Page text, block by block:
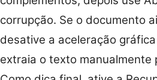
corrupção. Se o documento
desative a aceleração
extraia o texto manualmente